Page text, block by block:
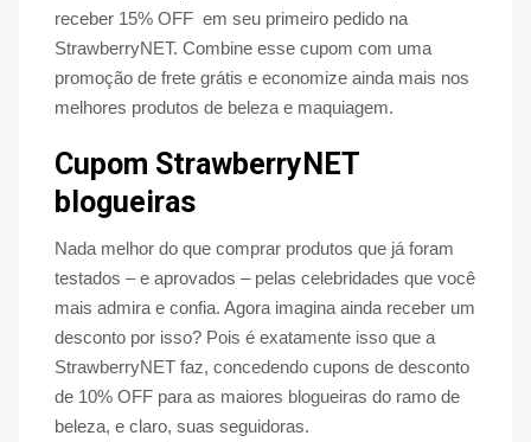
receber 15% OFF em seu primeiro pedido na
StrawberryNET. Combine esse cupom com uma
promoção de frete grátis e economize ainda mais nos
melhores produtos de beleza e maquiagem.
Cupom StrawberryNET
blogueiras
Nada melhor do que comprar produtos que já foram
testados – e aprovados – pelas celebridades que você
mais admira e confia. Agora imagina ainda receber um
desconto por isso? Pois é exatamente isso que a
StrawberryNET faz, concedendo cupons de desconto
de 10% OFF para as maiores blogueiras do ramo de
beleza, e claro, suas seguidoras.